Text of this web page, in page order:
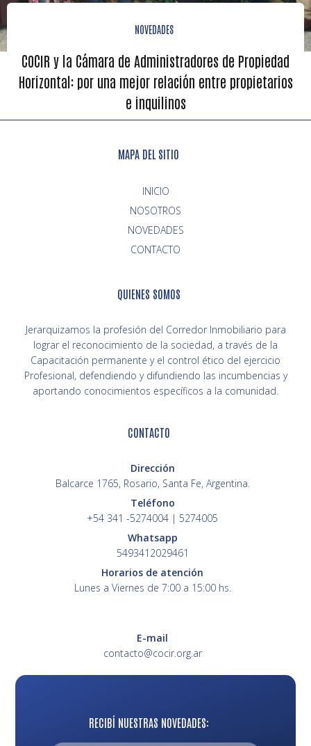
NOVEDADES
COCIR y la Cámara de Administradores de Propiedad
Horizontal: por una mejor relación entre propietarios
e inquilinos
RECIBÍ NUESTRAS NOVEDADES:
MAPA DEL SITIO
INICIO
NOVEDADES
CONTACTO
QUIENES SOMOS
Jerarquizamos la profesión del Corredor Inmobiliario para
lograr el reconocimiento de la sociedad, a través de la
Capacitación permanente y el control ético del ejercicio
Profesional, defendiendo y difundiendo las incumbencias y
aportando conocimientos específicos a la comunidad.
CONTACTO
Dirección
Balcarce 1765, Rosario, Santa Fe, Argentina.
Teléfono
+54 341 -5274004 | 5274005
Whatsapp
5493412029461
Horarios de atención
Lunes a Viernes de 7:00 a 15:00 hs.
E-mail
contacto@cocir.org.ar